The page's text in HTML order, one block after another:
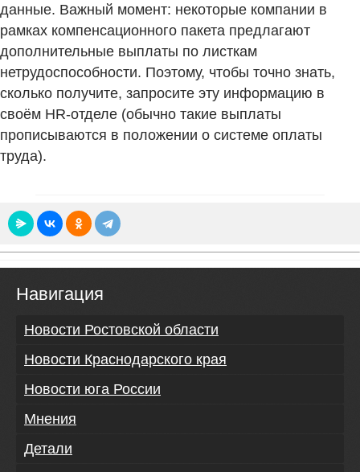
данные. Важный момент: некоторые компании в
рамках компенсационного пакета предлагают
дополнительные выплаты по листкам
нетрудоспособности. Поэтому, чтобы точно знать,
сколько получите, запросите эту информацию в
своём HR-отделе (обычно такие выплаты
прописываются в положении о системе оплаты
труда).
Навигация
Новости Ростовской области
Новости Краснодарского края
Новости юга России
Мнения
Детали